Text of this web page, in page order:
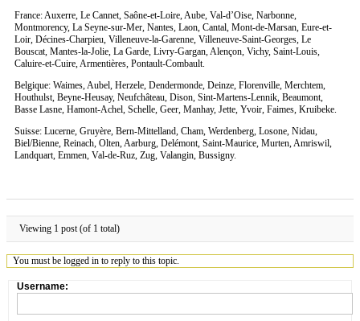
France: Auxerre, Le Cannet, Saône-et-Loire, Aube, Val-d’Oise, Narbonne,
Montmorency, La Seyne-sur-Mer, Nantes, Laon, Cantal, Mont-de-Marsan, Eure-et-
Loir, Décines-Charpieu, Villeneuve-la-Garenne, Villeneuve-Saint-Georges, Le
Bouscat, Mantes-la-Jolie, La Garde, Livry-Gargan, Alençon, Vichy, Saint-Louis,
Caluire-et-Cuire, Armentières, Pontault-Combault.
Belgique: Waimes, Aubel, Herzele, Dendermonde, Deinze, Florenville, Merchtem,
Houthulst, Beyne-Heusay, Neufchâteau, Dison, Sint-Martens-Lennik, Beaumont,
Basse Lasne, Hamont-Achel, Schelle, Geer, Manhay, Jette, Yvoir, Faimes, Kruibeke.
Suisse: Lucerne, Gruyère, Bern-Mittelland, Cham, Werdenberg, Losone, Nidau,
Biel/Bienne, Reinach, Olten, Aarburg, Delémont, Saint-Maurice, Murten, Amriswil,
Landquart, Emmen, Val-de-Ruz, Zug, Valangin, Bussigny.
Viewing 1 post (of 1 total)
You must be logged in to reply to this topic.
Username: